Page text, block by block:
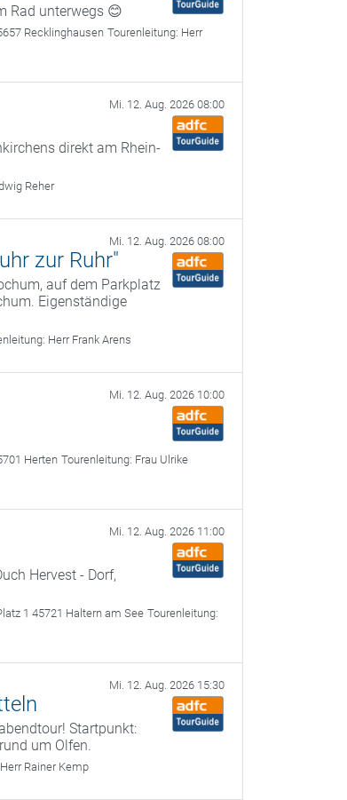
Rad unterwegs 😊
Recklinghausen Tourenleitung: Herr
Mi. 12. Aug. 2026 08:00
direkt am Rhein­-
Reher
Mi. 12. Aug. 2026 08:00
zur Ruhr"
auf dem Parkplatz
Eigenständige
Herr Frank Arens
Mi. 12. Aug. 2026 10:00
Herten Tourenleitung: Frau Ulrike
Mi. 12. Aug. 2026 11:00
Hervest - Dorf,
1 45721 Haltern am See Tourenleitung:
Mi. 12. Aug. 2026 15:30
Startpunkt:
um Olfen.
Herr Rainer Kemp